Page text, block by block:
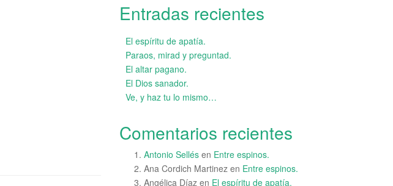
Entradas recientes
El espíritu de apatía.
Paraos, mirad y preguntad.
El altar pagano.
El Dios sanador.
Ve, y haz tu lo mismo…
Comentarios recientes
Antonio Sellés en Entre espinos.
Ana Cordich Martinez en Entre espinos.
Angélica Díaz en El espíritu de apatía.